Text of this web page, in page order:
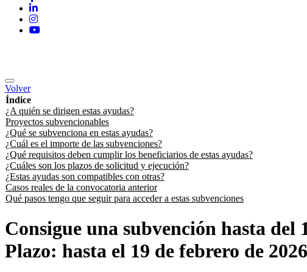
Volver
Índice
¿A quién se dirigen estas ayudas?
Proyectos subvencionables
¿Qué se subvenciona en estas ayudas?
¿Cuál es el importe de las subvenciones?
¿Qué requisitos deben cumplir los beneficiarios de estas ayudas?
¿Cuáles son los plazos de solicitud y ejecución?
¿Estas ayudas son compatibles con otras?
Casos reales de la convocatoria anterior
Qué pasos tengo que seguir para acceder a estas subvenciones
Consigue una subvención hasta
Plazo: hasta el 19 de febrero de 2026